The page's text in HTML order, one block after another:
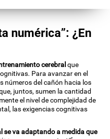
numérica”: ¿En
cerebralque
Para avanzar en el
números del cañón hacia los
juntos, sumen la cantidad
el nivel de complejidad de
las exigencias cognitivas
se va adaptando a medida que